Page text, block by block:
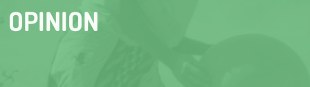
OPINION